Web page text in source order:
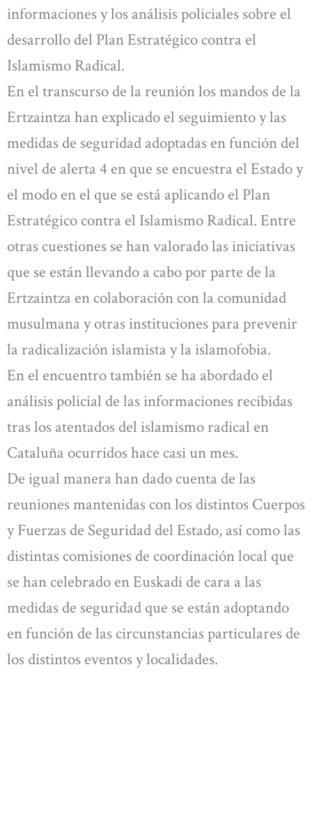
informaciones y los análisis policiales sobre el
desarrollo del Plan Estratégico contra el
Islamismo Radical.
En el transcurso de la reunión los mandos de la
Ertzaintza han explicado el seguimiento y las
medidas de seguridad adoptadas en función del
nivel de alerta 4 en que se encuestra el Estado y
el modo en el que se está aplicando el Plan
Estratégico contra el Islamismo Radical. Entre
otras cuestiones se han valorado las iniciativas
que se están llevando a cabo por parte de la
Ertzaintza en colaboración con la comunidad
musulmana y otras instituciones para prevenir
la radicalización islamista y la islamofobia.
En el encuentro también se ha abordado el
análisis policial de las informaciones recibidas
tras los atentados del islamismo radical en
Cataluña ocurridos hace casi un mes.
De igual manera han dado cuenta de las
reuniones mantenidas con los distintos Cuerpos
y Fuerzas de Seguridad del Estado, así como las
distintas comisiones de coordinación local que
se han celebrado en Euskadi de cara a las
medidas de seguridad que se están adoptando
en función de las circunstancias particulares de
los distintos eventos y localidades.